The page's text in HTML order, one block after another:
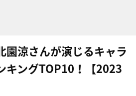
園涼さんが演じるキャラ
キングTOP10！【2023